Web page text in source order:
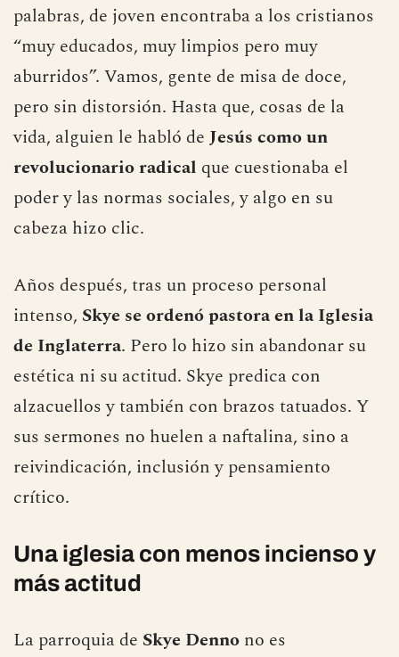
palabras, de joven encontraba a los cristianos
“muy educados, muy limpios pero muy
aburridos”. Vamos, gente de misa de doce,
pero sin distorsión. Hasta que, cosas de la
vida, alguien le habló de Jesús como un
revolucionario radical que cuestionaba el
poder y las normas sociales, y algo en su
cabeza hizo clic.
Años después, tras un proceso personal
intenso, Skye se ordenó pastora en la Iglesia
de Inglaterra. Pero lo hizo sin abandonar su
estética ni su actitud. Skye predica con
alzacuellos y también con brazos tatuados. Y
sus sermones no huelen a naftalina, sino a
reivindicación, inclusión y pensamiento
crítico.
Una iglesia con menos incienso y
más actitud
La parroquia de Skye Denno no es